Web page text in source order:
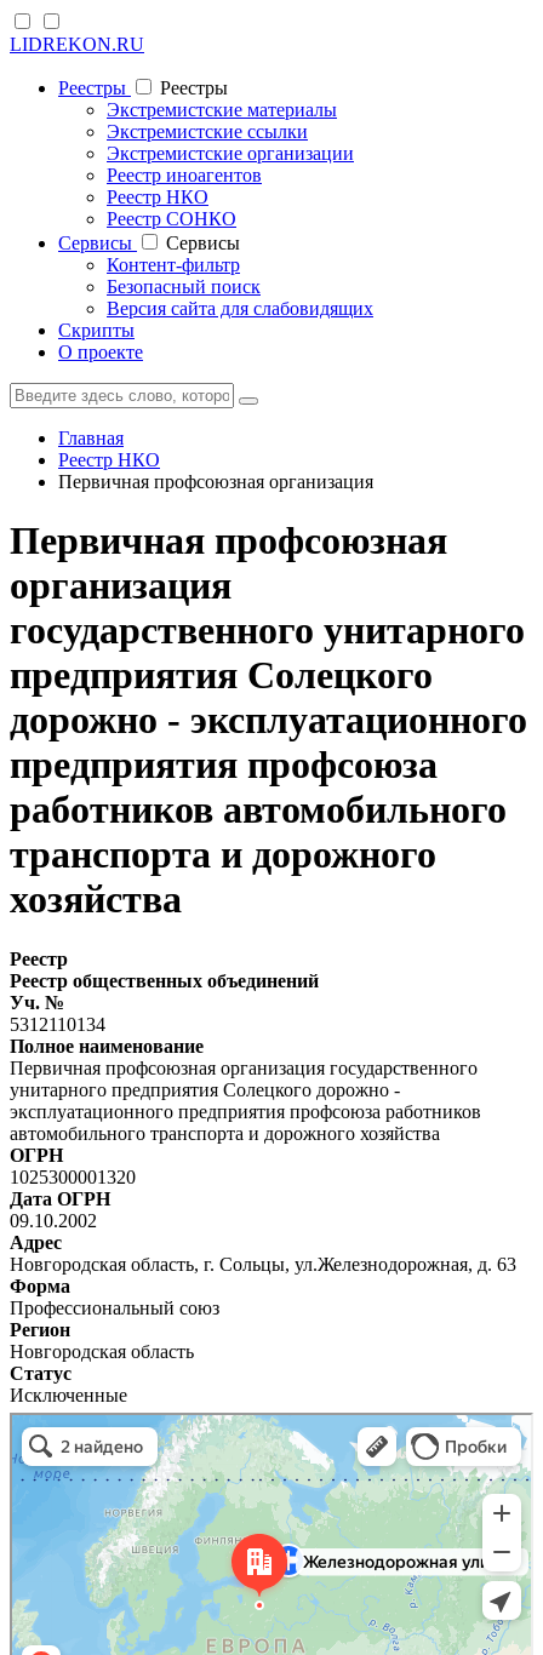
LIDREKON.RU
Реестры
Реестры
Экстремистские материалы
Экстремистские ссылки
Экстремистские организации
Реестр иноагентов
Реестр НКО
Реестр СОНКО
Cервисы
Cервисы
Контент-фильтр
Безопасный поиск
Версия сайта для слабовидящих
Скрипты
О проекте
Главная
Реестр НКО
Первичная профсоюзная организация
Первичная профсоюзная
организация
государственного унитарного
предприятия Солецкого
дорожно - эксплуатационного
предприятия профсоюза
работников автомобильного
транспорта и дорожного
хозяйства
Реестр
Реестр общественных объединений
Уч. №
5312110134
Полное наименование
Первичная профсоюзная организация государственного
унитарного предприятия Солецкого дорожно -
эксплуатационного предприятия профсоюза работников
автомобильного транспорта и дорожного хозяйства
ОГРН
1025300001320
Дата ОГРН
09.10.2002
Адрес
Новгородская область, г. Сольцы, ул.Железнодорожная, д. 63
Форма
Профессиональный союз
Регион
Новгородская область
Статус
Исключенные